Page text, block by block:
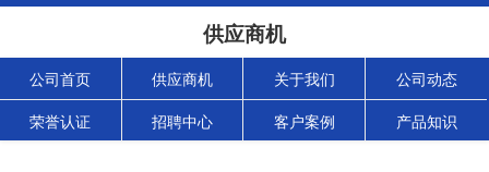
供应商机
公司首页 供应商机 关于我们 公司动态
荣誉认证 招聘中心 客户案例 产品知识